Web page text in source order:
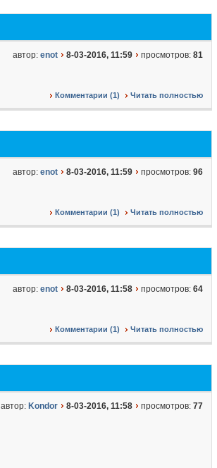
автор: enot 8-03-2016, 11:59 просмотров: 81
Комментарии (1) Читать полностью
автор: enot 8-03-2016, 11:59 просмотров: 96
Комментарии (1) Читать полностью
автор: enot 8-03-2016, 11:58 просмотров: 64
Комментарии (1) Читать полностью
автор: Kondor 8-03-2016, 11:58 просмотров: 77